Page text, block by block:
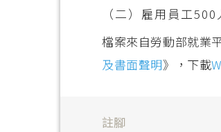
（二）雇用員工
檔案來自勞動部就業
及書面聲明》，下載
註腳